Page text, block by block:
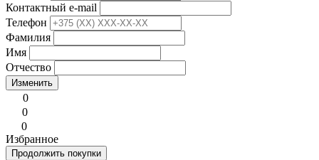
Контактный e-mail
Телефон
Фамилия
Имя
Отчество
Изменить
0
0
0
Избранное
Продолжить покупки